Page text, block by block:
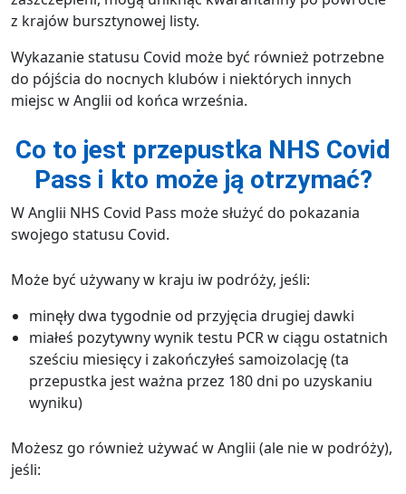
z krajów bursztynowej listy.
Wykazanie statusu Covid może być również potrzebne
do pójścia do nocnych klubów i niektórych innych
miejsc w Anglii od końca września.
Co to jest przepustka NHS Covid
Pass i kto może ją otrzymać?
W Anglii NHS Covid Pass może służyć do pokazania
swojego statusu Covid.
Może być używany w kraju iw podróży, jeśli:
minęły dwa tygodnie od przyjęcia drugiej dawki
miałeś pozytywny wynik testu PCR w ciągu ostatnich
sześciu miesięcy i zakończyłeś samoizolację (ta
przepustka jest ważna przez 180 dni po uzyskaniu
wyniku)
Możesz go również używać w Anglii (ale nie w podróży),
jeśli: